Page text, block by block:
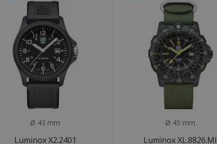
Ø 43 mm
Luminox X2.2401
Ø 45 mm
Luminox XL.8826.MI